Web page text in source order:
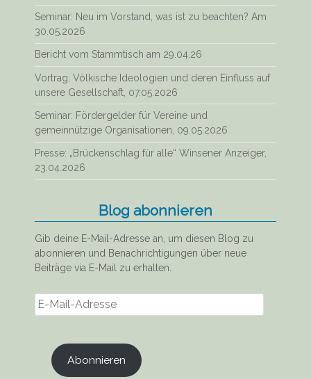
Seminar: Neu im Vorstand, was ist zu beachten? Am
30.05.2026
Bericht vom Stammtisch am 29.04.26
Vortrag: Völkische Ideologien und deren Einfluss auf
unsere Gesellschaft, 07.05.2026
Seminar: Fördergelder für Vereine und
gemeinnützige Organisationen, 09.05.2026
Presse: „Brückenschlag für alle“ Winsener Anzeiger,
23.04.2026
Blog abonnieren
Gib deine E-Mail-Adresse an, um diesen Blog zu
abonnieren und Benachrichtigungen über neue
Beiträge via E-Mail zu erhalten.
E-
Mail-
Abonnieren